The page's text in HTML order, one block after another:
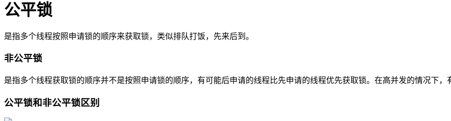
公平锁
是指多个线程按照申请锁的顺序来获取锁，类似排队打饭，先来后到。
非公平锁
是指多个线程获取锁的顺序并不是按照申请锁的顺序，有可能后申请的线程比先申请的线程优先获取锁。在高并发的情况下
公平锁和非公平锁区别